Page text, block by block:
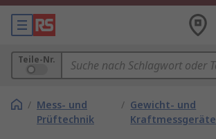
Teile-Nr.
/ Mess- und
Prüftechnik
/ Gewicht- und
Kraftmessgeräte